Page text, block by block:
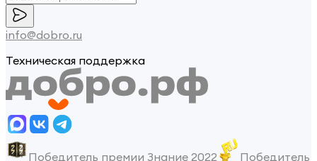
info@dobro.ru
Техническая поддержка
Победитель премии Знание 2022 Победитель